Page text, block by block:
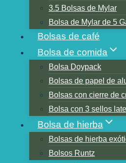
3.5 Bolsas de Mylar
Bolsa de Mylar de 5
Bolsas de café
Bolsa de comida
Bolsa Doypack
Bolsas de papel de
Bolsas con cierre de
Bolsa con 3 sellos
Bolsa de hierba
Bolsas de hierba
Bolsos Runtz
Bolsas